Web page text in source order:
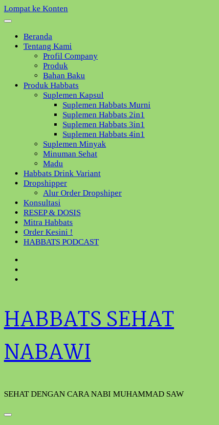
Lompat ke Konten
Beranda
Tentang Kami
Profil Company
Produk
Bahan Baku
Produk Habbats
Suplemen Kapsul
Suplemen Habbats Murni
Suplemen Habbats 2in1
Suplemen Habbats 3in1
Suplemen Habbats 4in1
Suplemen Minyak
Minuman Sehat
Madu
Habbats Drink Variant
Dropshipper
Alur Order Dropshiper
Konsultasi
RESEP & DOSIS
Mitra Habbats
Order Kesini !
HABBATS PODCAST
HABBATS SEHAT
NABAWI
SEHAT DENGAN CARA NABI MUHAMMAD SAW